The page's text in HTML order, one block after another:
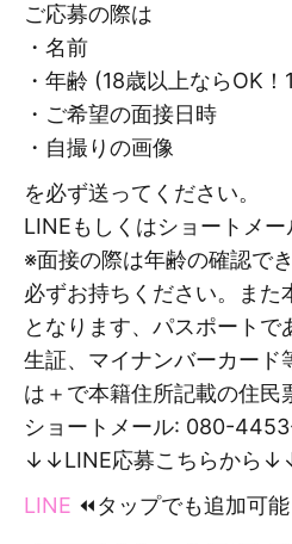
ご応募の際は
・名前
・年齢 (18歳以上ならOK
・ご希望の面接日時
・自撮りの画像
を必ず送ってください。
LINEもしくはショートメー
※面接の際は年齢の確認で
必ずお持ちください。また
となります、パスポートで
生証、マイナンバーカード
は＋で本籍住所記載の住民
ショートメール: 080-
↓↓LINE応募こちらから
LINE ⏪タップでも追加可能